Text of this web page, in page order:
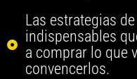
Las estrategias
indispensables
a comprar lo que
convencerlos.